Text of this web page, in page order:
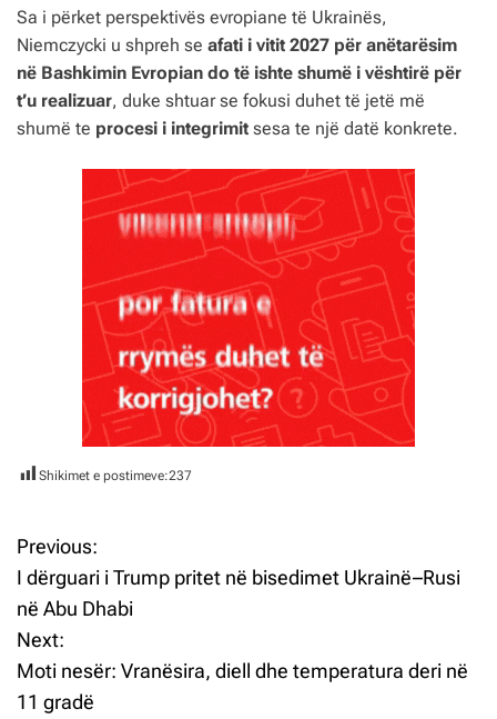
Sa i përket perspektivës evropiane të Ukrainës,
Niemczycki u shpreh se afati i vitit 2027 për anëtarësim
në Bashkimin Evropian do të ishte shumë i vështirë për
t’u realizuar, duke shtuar se fokusi duhet të jetë më
shumë te procesi i integrimit sesa te një datë konkrete.
Shikimet e postimeve:237
L
ë
v
i
Previous:
I dërguari i Trump pritet në bisedimet Ukrainë–Rusi
në Abu Dhabi
Next:
Moti nesër: Vranësira, diell dhe temperatura deri në
11 gradë